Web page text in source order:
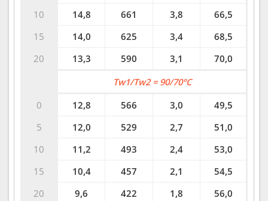
10
15
20
14,8
661 3,8
66,5
14,0
625 3,4
68,5
13,3
590 3,1 70,0
0
5
10
15
20
Tw1/Tw2 = 90/70°C
12,8
566 3,0
49,5
12,0
529 2,7
51,0
11,2
493 2,4
53,0
10,4
457 2,1
54,5
9,6
422 1,8 56,0